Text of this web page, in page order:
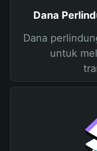
Dana
Dana
untuk